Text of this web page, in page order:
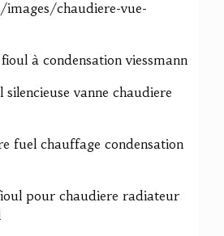
images/chaudiere-vue-
à condensation viessmann
vanne chaudiere
fuel chauffage condensation
pour chaudiere radiateur